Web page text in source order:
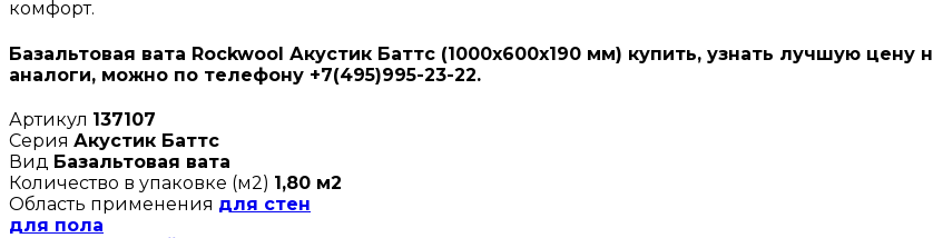
комфорт.
Базальтовая вата Rockwool Акустик Баттс (1000х600х190 мм) купить, узнать лучшую
аналоги, можно по телефону +7(495)995-23-22.
Артикул 137107
Серия Акустик Баттс
Вид Базальтовая вата
Количество в упаковке (м2) 1,80 м2
Область применения для стен
для пола